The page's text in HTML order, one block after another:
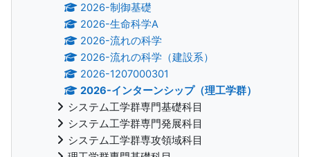
2026-制御基礎
2026-生命科学A
2026-流れの科学
2026-流れの科学（建設系）
2026-1207000301
2026-インターンシップ（理工学群）
システム工学群専門基礎科目
システム工学群専門発展科目
システム工学群専攻領域科目